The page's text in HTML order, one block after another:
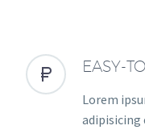

 EASY-
Lorem
adipisicing